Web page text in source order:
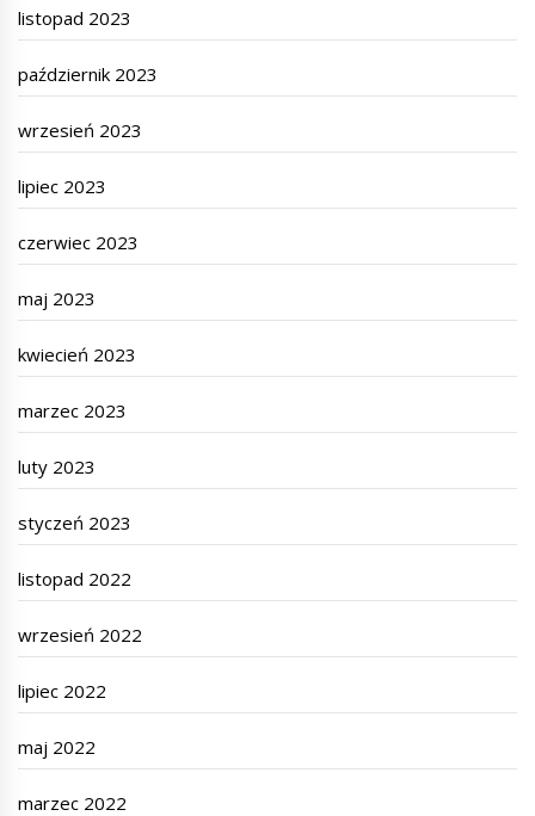
listopad 2023
październik 2023
wrzesień 2023
lipiec 2023
czerwiec 2023
maj 2023
kwiecień 2023
marzec 2023
luty 2023
styczeń 2023
listopad 2022
wrzesień 2022
lipiec 2022
maj 2022
marzec 2022